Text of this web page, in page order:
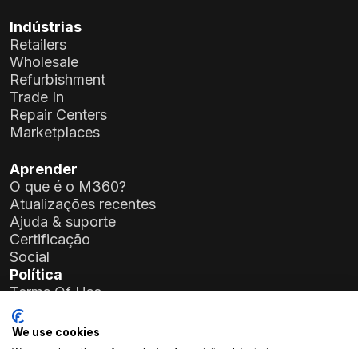
Indústrias
Retailers
Wholesale
Refurbishment
Trade In
Repair Centers
Marketplaces
Aprender
O que é o M360?
Atualizações recentes
Ajuda & suporte
Certificação
Social
Política
Terms Of Use
Privacy Policy
General Data Protection Regulation (GDPR)
We use cookies